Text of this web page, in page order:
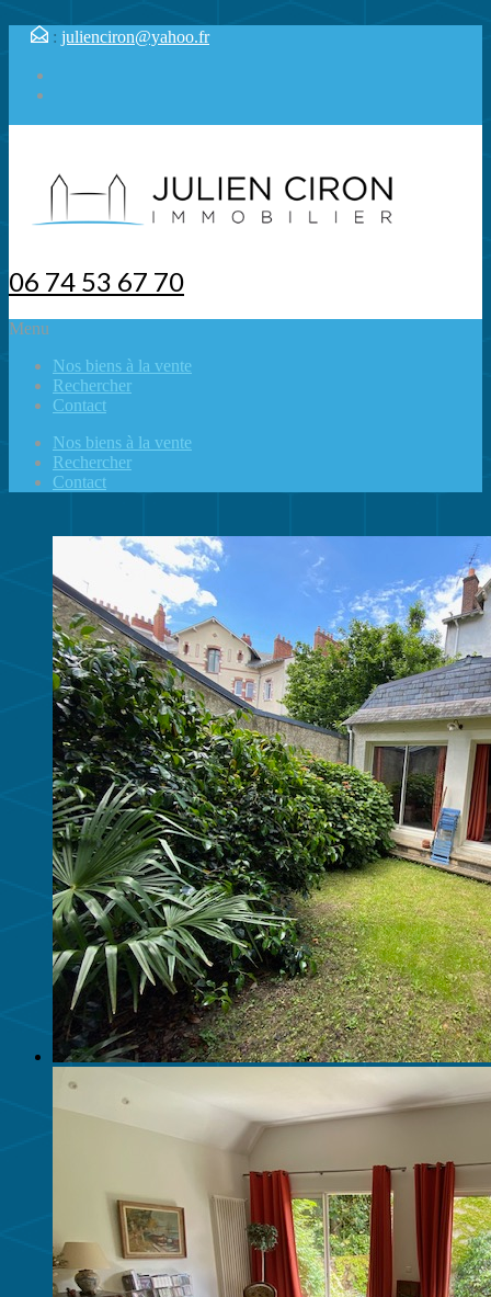
: julienciron@yahoo.fr
06 74 53 67 70
Menu
Nos biens à la vente
Rechercher
Contact
Nos biens à la vente
Rechercher
Contact